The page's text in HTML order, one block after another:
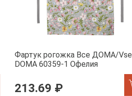
Фартук рогожка Все ДОМА/Vse
DOMA 60359-1 Офелия
213.69 ₽